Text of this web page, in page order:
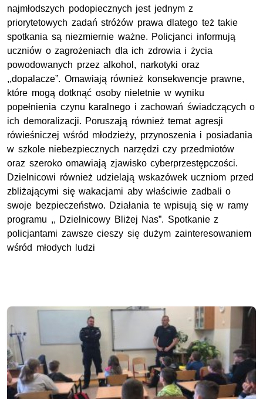
najmłodszych podopiecznych jest jednym z
priorytetowych zadań stróżów prawa dlatego też takie
spotkania są niezmiernie ważne. Policjanci informują
uczniów o zagrożeniach dla ich zdrowia i życia
powodowanych przez alkohol, narkotyki oraz
,,dopalacze”. Omawiają również konsekwencje prawne,
które mogą dotknąć osoby nieletnie w wyniku
popełnienia czynu karalnego i zachowań świadczących o
ich demoralizacji. Poruszają również temat agresji
rówieśniczej wśród młodzieży, przynoszenia i posiadania
w szkole niebezpiecznych narzędzi czy przedmiotów
oraz szeroko omawiają zjawisko cyberprzestępczości.
Dzielnicowi również udzielają wskazówek uczniom przed
zbliżającymi się wakacjami aby właściwie zadbali o
swoje bezpieczeństwo. Działania te wpisują się w ramy
programu ,, Dzielnicowy Bliżej Nas”. Spotkanie z
policjantami zawsze cieszy się dużym zainteresowaniem
wśród młodych ludzi